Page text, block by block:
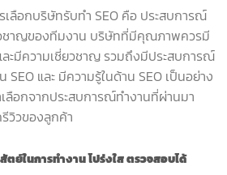
ลือกบริษัทรับทำ SEO คือ ประสบการณ์
วชาญของทีมงาน บริษัทที่มีคุณภาพควรมี
ะมีความเชี่ยวชาญ รวมถึงมีประสบการณ์
SEO และ มีความรู้ในด้าน SEO เป็นอย่าง
อกจากประสบการณ์ทำงานที่ผ่านมา
วิวของลูกค้า
ย์ในการทำงาน โปร่งใส ตรวจสอบได้